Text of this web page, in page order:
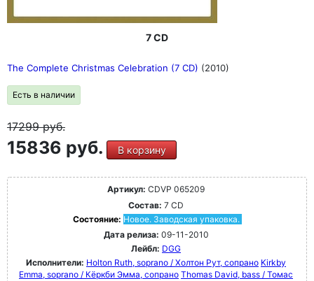
7 CD
The Complete Christmas Celebration (7 CD) (2010)
Есть в наличии
17299руб.
15836 руб. В корзину
Артикул: CDVP 065209
Состав: 7 CD
Состояние: Новое. Заводская упаковка.
Дата релиза: 09-11-2010
Лейбл: DGG
Исполнители: Holton Ruth, soprano / Холтон Рут, сопрано Kirkby
Emma, soprano / Кёркби Эмма, сопрано Thomas David, bass / Томас